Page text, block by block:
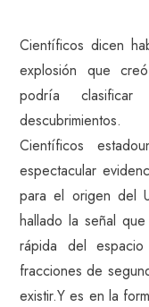
Científicos dicen
explosión que
podría
descubrimientos.
Científicos
espectacular
para el origen del
hallado la señal
rápida del
fracciones de
existir.Y es en la